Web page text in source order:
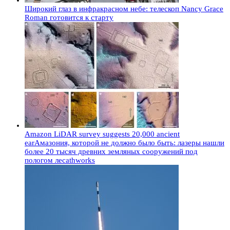
Широкий глаз в инфракрасном небе: телескоп Nancy Grace
Roman готовится к старту
Amazon LiDAR survey suggests 20,000 ancient
earАмазония, которой не должно было быть: лазеры нашли
более 20 тысяч древних земляных сооружений под
пологом лесаthworks